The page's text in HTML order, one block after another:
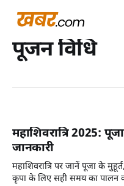
पूजन विधि
महाशिवरात्रि 2025:
जानकारी
महाशिवरात्रि पर जानें पूजा के
कृपा के लिए सही समय का पालन